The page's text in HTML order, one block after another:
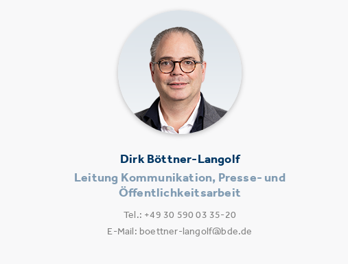
Dirk Böttner-Langolf
Leitung Kommunikation, Presse- und
Öffentlichkeitsarbeit
Tel.: +49 30 590 03 35-20
E-Mail: boettner-langolf@bde.de